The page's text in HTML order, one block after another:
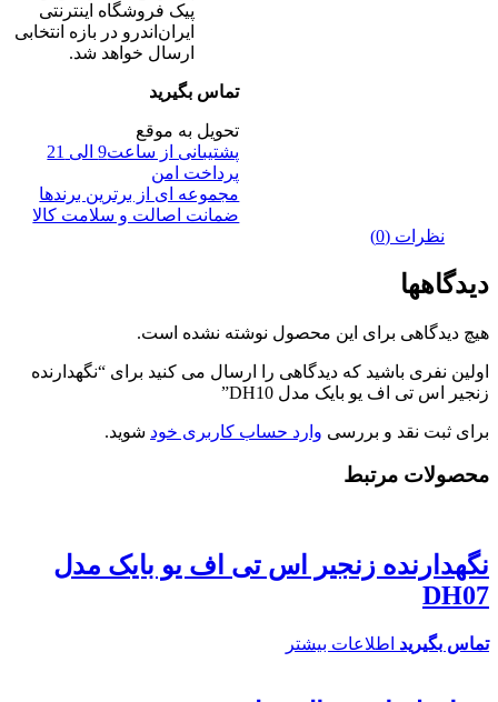
پیک فروشگاه اینترنتی
ایران‌اندرو در بازه انتخابی
ارسال خواهد شد.
تماس بگیرید
تحویل به موقع
پشتیبانی از ساعت9 الی 21
پرداخت امن
مجموعه ای از برترین برندها
ضمانت اصالت و سلامت کالا
نظرات (0)
دیدگاهها
هیچ دیدگاهی برای این محصول نوشته نشده است.
اولین نفری باشید که دیدگاهی را ارسال می کنید برای “نگهدارنده
زنجیر اس تی اف یو بایک مدل DH10”
برای ثبت نقد و بررسی وارد حساب کاربری خود شوید.
محصولات مرتبط
نگهدارنده زنجیر اس تی اف یو بایک مدل
DH07
تماس بگیرید اطلاعات بیشتر